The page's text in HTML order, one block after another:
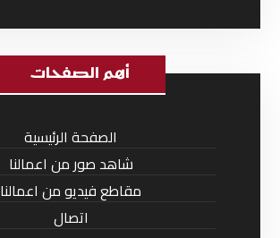
أهم الصفحات
الصفحة الرئيسية
شاهد صور من اعمالنا
مقاطع فيديو من اعمالنا
اتصال